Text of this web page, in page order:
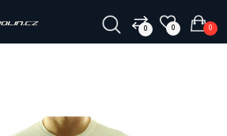
0 0 0